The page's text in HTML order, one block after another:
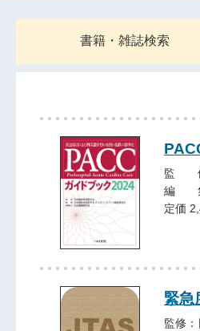
書籍・雑誌検索
監 修
編 集
定価
緊急
監修